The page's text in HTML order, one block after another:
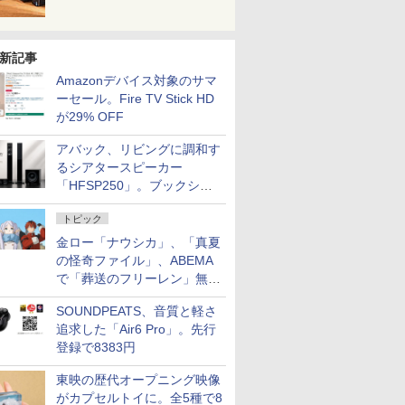
記事
Amazonデバイス対象のサマ
ーセール。Fire TV Stick HD
が29% OFF
アバック、リビングに調和す
るシアタースピーカー
「HFSP250」。ブックシェ
ルフはペア3万円以下
トピック
金ロー「ナウシカ」、「真夏
の怪奇ファイル」、ABEMA
で「葬送のフリーレン」無料
配信など。夏の特番・配信情
報
SOUNDPEATS、音質と軽さ
追求した「Air6 Pro」。先行
登録で8383円
東映の歴代オープニング映像
がカプセルトイに。全5種で8